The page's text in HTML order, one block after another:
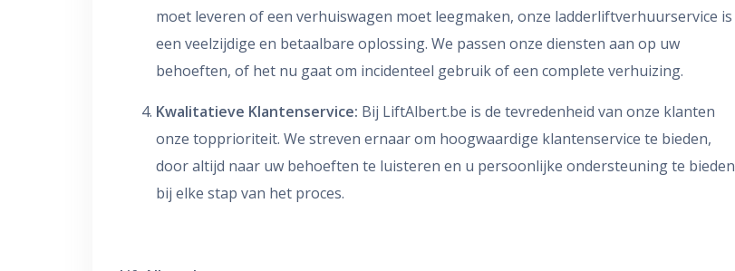
moet leveren of een verhuiswagen moet leegmaken, onze ladderliftverhuurservice is
een veelzijdige en betaalbare oplossing. We passen onze diensten aan op uw
behoeften, of het nu gaat om incidenteel gebruik of een complete verhuizing.
Kwalitatieve Klantenservice: Bij LiftAlbert.be is de tevredenheid van onze klanten
onze topprioriteit. We streven ernaar om hoogwaardige klantenservice te bieden,
door altijd naar uw behoeften te luisteren en u persoonlijke ondersteuning te bieden
bij elke stap van het proces.